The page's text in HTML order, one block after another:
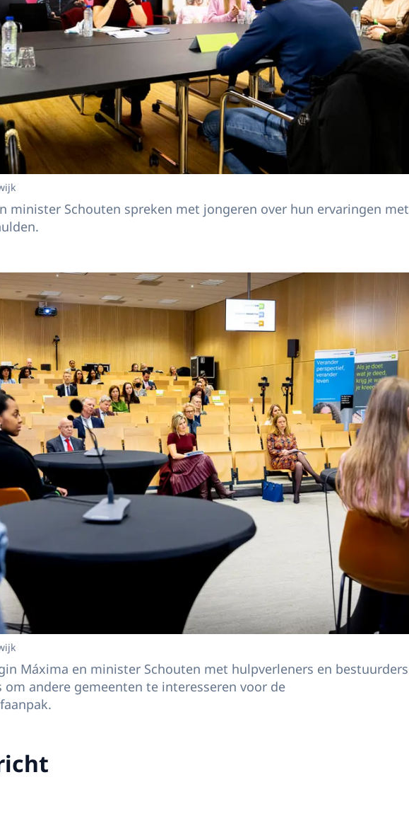
minister Schouten spreken met jongeren over hun ervaringen met
en minister Schouten bezoeken de Sportcampus Zuiderpark in Den Haag
Máxima en minister Schouten met hulpverleners en bestuurders
om andere gemeenten te interesseren voor de